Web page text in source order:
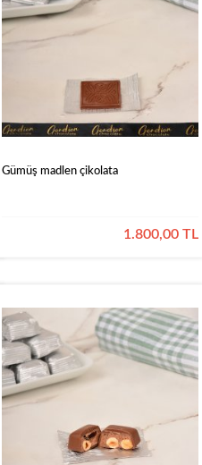
Gümüş madlen çikolata
1.800,00 TL